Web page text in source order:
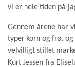
vi er hele tiden på
Gennem årene har
typer korn og frø,
velvilligt stillet
Kurt Jessen fra